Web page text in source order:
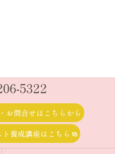
5322
お問合せはこちらから
養成講座はこちら